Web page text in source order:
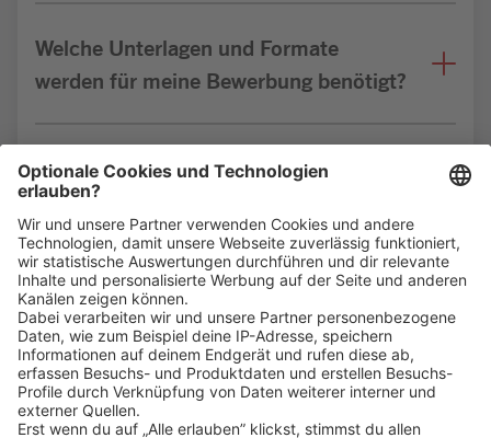
Welche Unterlagen und Formate
werden für meine Bewerbung benötigt?
Bin ich für die Stelle geeignet?